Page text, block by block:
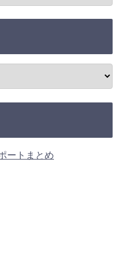
ートまとめ